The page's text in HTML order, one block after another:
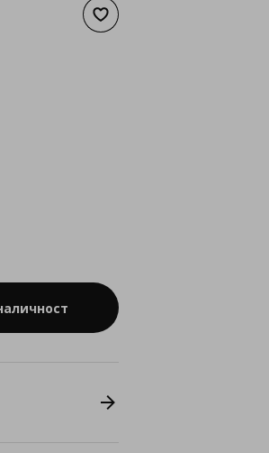
Добави към списъка с